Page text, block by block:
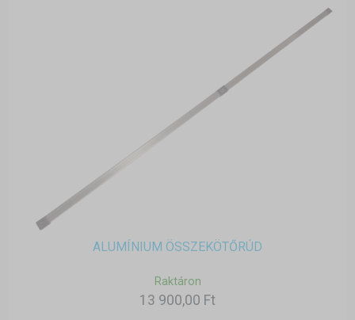
ALUMÍNIUM ÖSSZEKÖTŐRÚD
Raktáron
13 900,00 Ft